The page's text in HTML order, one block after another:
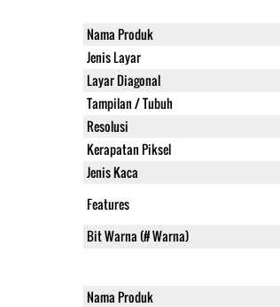
Nama Produk
Jenis Layar
Layar Diagonal
Tampilan / Tubuh
Resolusi
Kerapatan Piksel
Jenis Kaca
Features
Bit Warna (# Warna)
Nama Produk